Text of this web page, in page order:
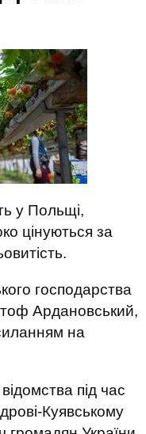
у Польщі,
цінуються за
господарства
Ардановський,
на
під час
Куявському